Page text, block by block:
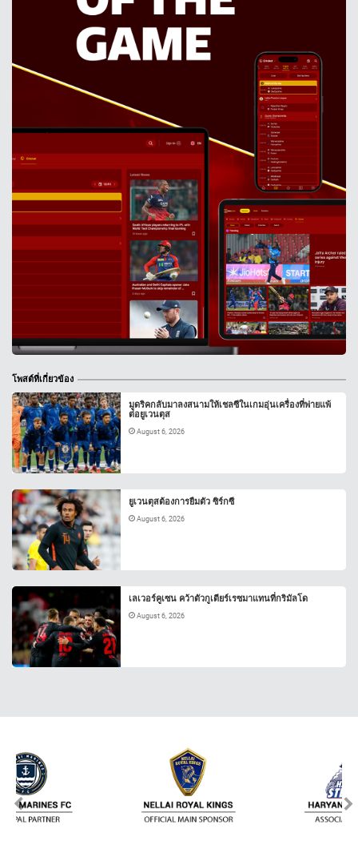
โพสต์ที่เกี่ยวข้อง
มูดริคกลับมาลงสนามให้เชลซีในเกมอุ่นเครื่องที่พ่ายแพ้
ต่อยูเวนตุส
August 6, 2026
ยูเวนตุสต้องการยืมตัว ซิร์กซี
August 6, 2026
เลเวอร์คูเซน คว้าตัวกูเตียร์เรซมาแทนที่กริมัลโด
August 6, 2026